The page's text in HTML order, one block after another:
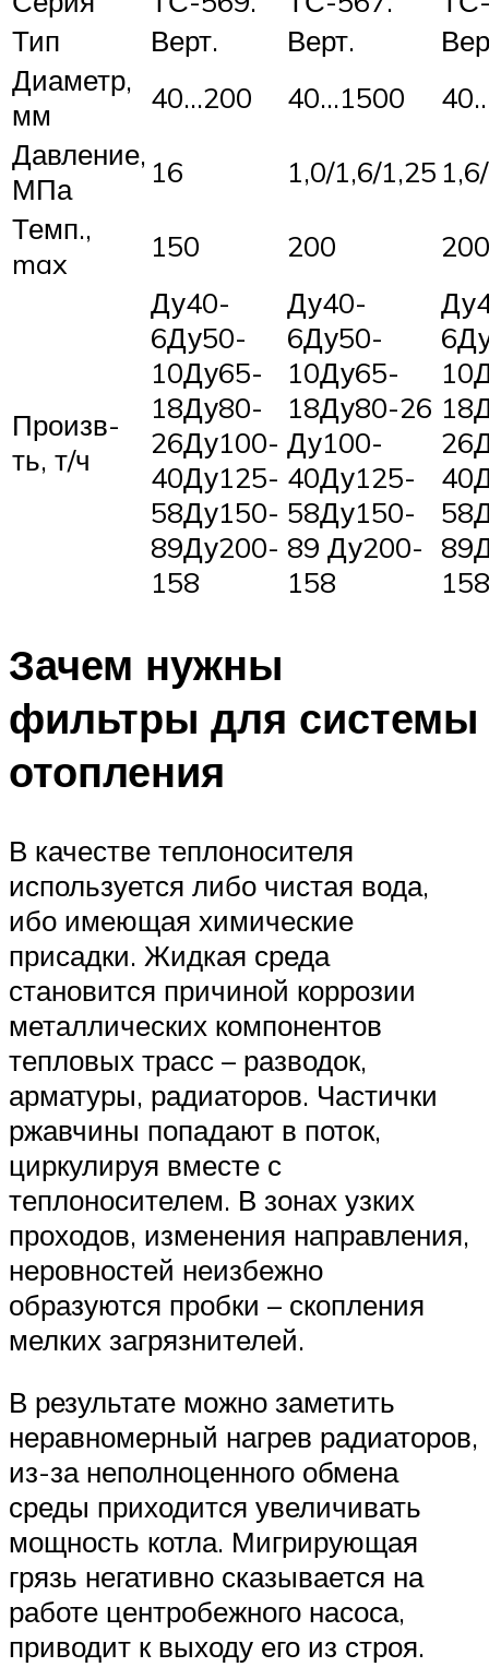
Тип
Верт. Верт.
Диаметр,
мм
40…200 40…1500
Давление,
МПа
16 1,0/1,6/1,25
Темп.,
max
150 200 200
Произв-
ть, т/ч
Ду40-
6Ду50-
10Ду65-
18Ду80-
26Ду100-
40Ду125-
58Ду150-
89Ду200-
158
Ду40-
6Ду50-
10Ду65-
18Ду80-26
Ду100-
40Ду125-
58Ду150-
89 Ду200-
158
158
Зачем нужны
фильтры для системы
отопления
В качестве теплоносителя
используется либо чистая вода,
ибо имеющая химические
присадки. Жидкая среда
становится причиной коррозии
металлических компонентов
тепловых трасс – разводок,
арматуры, радиаторов. Частички
ржавчины попадают в поток,
циркулируя вместе с
теплоносителем. В зонах узких
проходов, изменения направления,
неровностей неизбежно
образуются пробки – скопления
мелких загрязнителей.
В результате можно заметить
неравномерный нагрев радиаторов,
из-за неполноценного обмена
среды приходится увеличивать
мощность котла. Мигрирующая
грязь негативно сказывается на
работе центробежного насоса,
приводит к выходу его из строя.